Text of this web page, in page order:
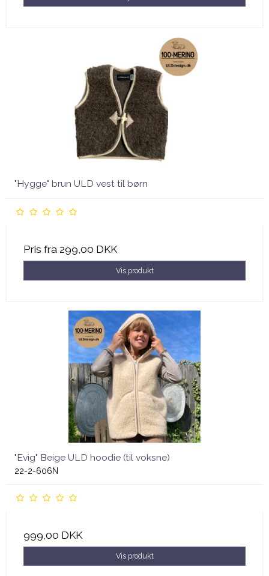
"Hygge" brun ULD vest til børn
Pris fra 299,00 DKK
Vis produkt
"Evig" Beige ULD hoodie (til voksne)
22-2-606N
999,00 DKK
Vis produkt